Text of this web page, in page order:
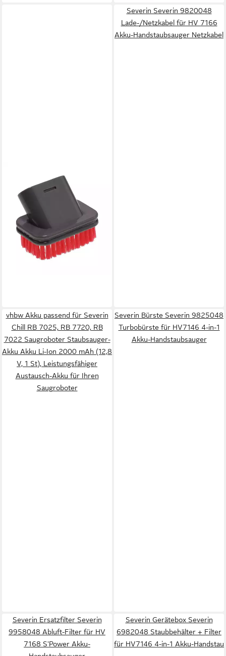
Bürste Severin 7032048
Bürste für HV7144 S´POWER
Akkustaubsauger
15,98 €
lieferbar - in 3-4 Werktagen bei dir
Severin Severin 9820048
Lade-/Netzkabel für HV 7166
Akku-Handstaubsauger Netzkabel
vhbw Akku passend für Severin
Chill RB 7025, RB 7720, RB
7022 Saugroboter Staubsauger-
Akku Akku Li-Ion 2000 mAh (12,8
V, 1 St), Leistungsfähiger
Austausch-Akku für Ihren
Saugroboter
Severin Bürste Severin 9825048
Turbobürste für HV7146 4-in-1
Akku-Handstaubsauger
Severin Ersatzfilter Severin
9958048 Abluft-Filter für HV
7168 S'Power Akku-
Severin Gerätebox Severin
6982048 Staubbehälter + Filter
für HV7146 4-in-1 Akku-Handstau